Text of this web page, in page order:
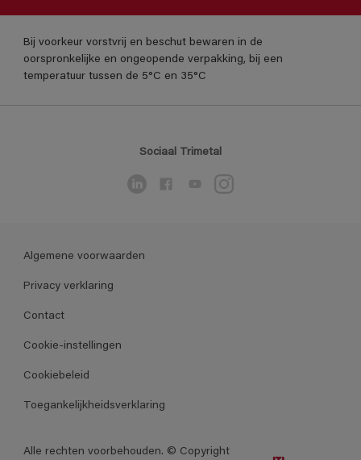
Bij voorkeur vorstvrij en beschut bewaren in de
oorspronkelijke en ongeopende verpakking, bij een
temperatuur tussen de 5°C en 35°C
Sociaal Trimetal
Algemene voorwaarden
Privacy verklaring
Contact
Cookie-instellingen
Cookiebeleid
Toegankelijkheidsverklaring
Alle rechten voorbehouden. © Copyright